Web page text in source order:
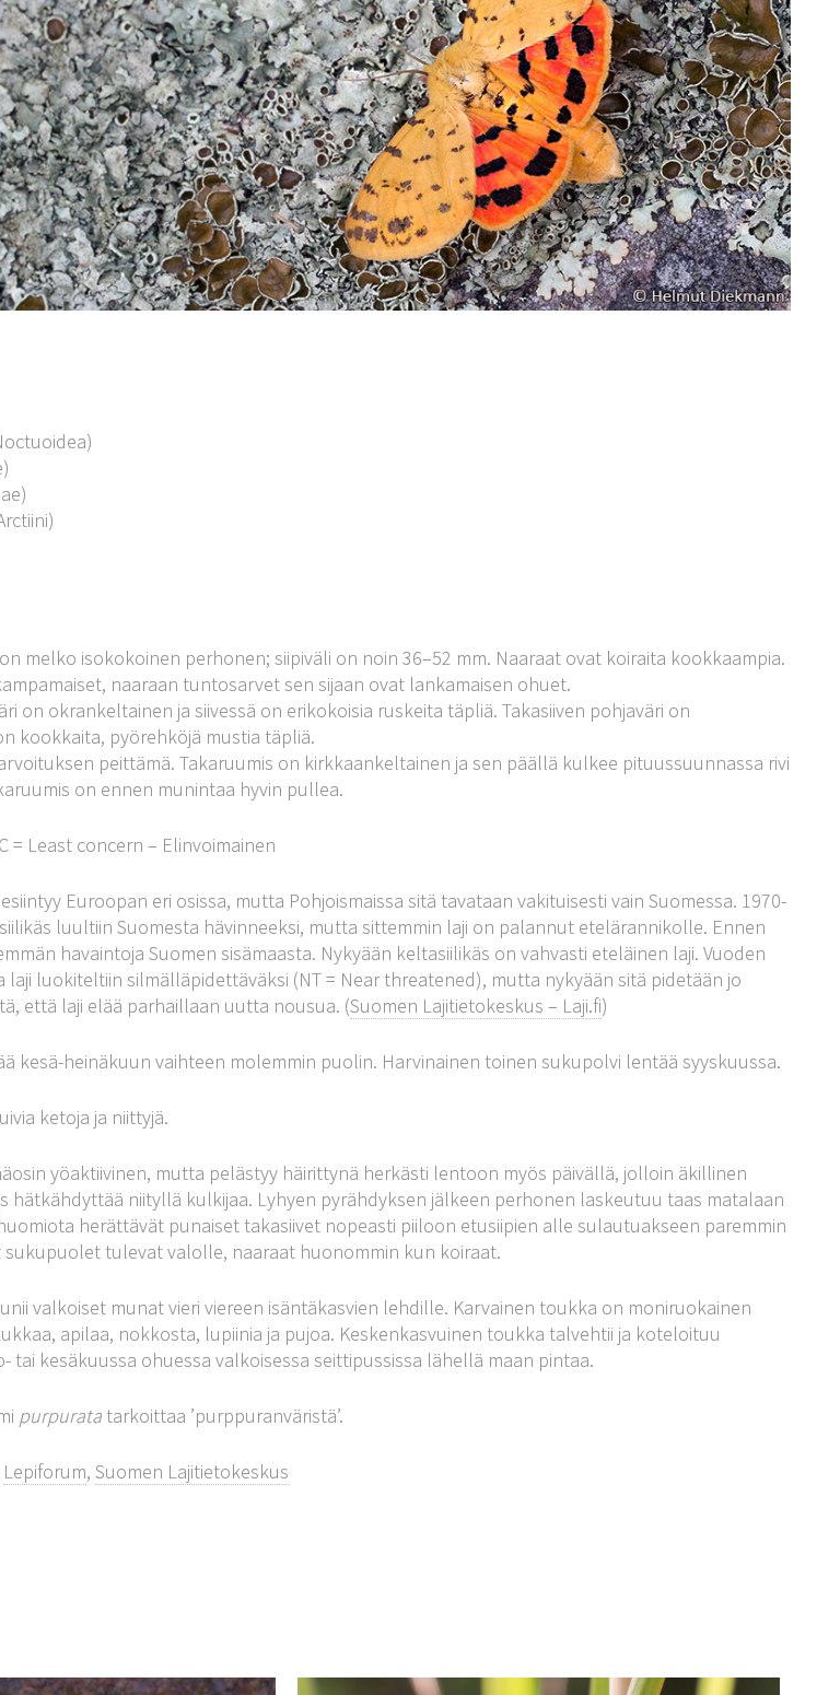
melko isokokoinen perhonen; siipiväli on noin 36–52 mm. Naaraat ovat koiraita kookkaampia.
naaraan tuntosarvet sen sijaan ovat lankamaisen ohuet.
on okrankeltainen ja siivessä on erikokoisia ruskeita täpliä. Takasiiven pohjaväri on
kookkaita, pyörehköjä mustia täpliä.
peittämä. Takaruumis on kirkkaankeltainen ja sen päällä kulkee pituussuunnassa rivi
on ennen munintaa hyvin pullea.
= Least concern – Elinvoimainen
Euroopan eri osissa, mutta Pohjoismaissa sitä tavataan vakituisesti vain Suomessa. 1970-
luultiin Suomesta hävinneeksi, mutta sittemmin laji on palannut etelärannikolle. Ennen
havaintoja Suomen sisämaasta. Nykyään keltasiilikäs on vahvasti eteläinen laji. Vuoden
laji luokiteltiin silmälläpidettäväksi (NT = Near threatened), mutta nykyään sitä pidetään jo
että laji elää parhaillaan uutta nousua. (Suomen Lajitietokeskus – Laji.fi)
kesä-heinäkuun vaihteen molemmin puolin. Harvinainen toinen sukupolvi lentää syyskuussa.
ketoja ja niittyjä.
yöaktiivinen, mutta pelästyy häirittynä herkästi lentoon myös päivällä, jolloin äkillinen
hätkähdyttää niityllä kulkijaa. Lyhyen pyrähdyksen jälkeen perhonen laskeutuu taas matalaan
herättävät punaiset takasiivet nopeasti piiloon etusiipien alle sulautuakseen paremmin
tulevat valolle, naaraat huonommin kun koiraat.
valkoiset munat vieri viereen isäntäkasvien lehdille. Karvainen toukka on moniruokainen
apilaa, nokkosta, lupiinia ja pujoa. Keskenkasvuinen toukka talvehtii ja koteloituu
tai kesäkuussa ohuessa valkoisessa seittipussissa lähellä maan pintaa.
purpuratatarkoittaa ’purppuranväristä’.
Lepiforum,Suomen Lajitietokeskus